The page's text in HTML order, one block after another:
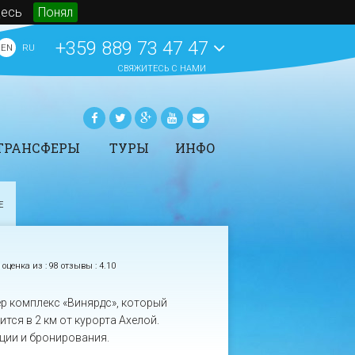
Понял
трансферов в
ТУРЫ
СПА на морских курортах
ИНФО
События
EN RU +359 889 73 47 47
СВЯЖИТЕСЬ С НАМИ
из : 98 отзывы : 4.10
комплекс «Винярдс», который
в 2 км от курорта Ахелой.
и бронирования.